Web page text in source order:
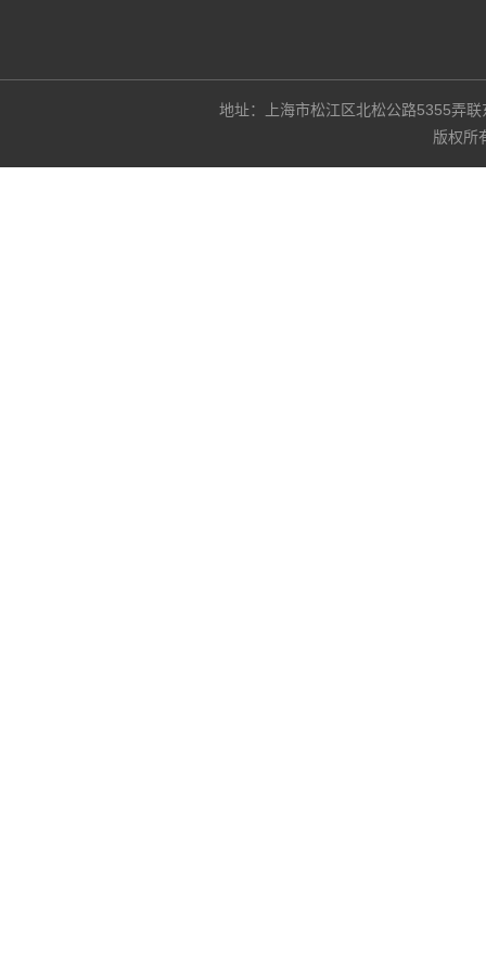
地址：上海市松江区北松公路5355
版权所